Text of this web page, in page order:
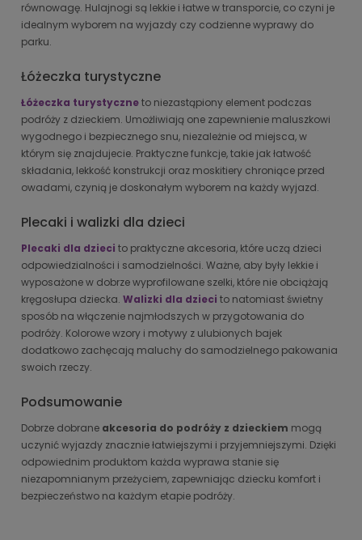
równowagę. Hulajnogi są lekkie i łatwe w transporcie, co czyni je
idealnym wyborem na wyjazdy czy codzienne wyprawy do
parku.
Łóżeczka turystyczne
Łóżeczka turystyczneto niezastąpiony element podczas
podróży z dzieckiem. Umożliwiają one zapewnienie maluszkowi
wygodnego i bezpiecznego snu, niezależnie od miejsca, w
którym się znajdujecie. Praktyczne funkcje, takie jak łatwość
składania, lekkość konstrukcji oraz moskitiery chroniące przed
owadami, czynią je doskonałym wyborem na każdy wyjazd.
Plecaki i walizki dla dzieci
Plecaki dla dzieci to praktyczne akcesoria, które uczą dzieci
odpowiedzialności i samodzielności. Ważne, aby były lekkie i
wyposażone w dobrze wyprofilowane szelki, które nie obciążają
kręgosłupa dziecka. Walizki dla dzieci to natomiast świetny
sposób na włączenie najmłodszych w przygotowania do
podróży. Kolorowe wzory i motywy z ulubionych bajek
dodatkowo zachęcają maluchy do samodzielnego pakowania
swoich rzeczy.
Podsumowanie
Dobrze dobrane akcesoria do podróży z dzieckiem mogą
uczynić wyjazdy znacznie łatwiejszymi i przyjemniejszymi. Dzięki
odpowiednim produktom każda wyprawa stanie się
niezapomnianym przeżyciem, zapewniając dziecku komfort i
bezpieczeństwo na każdym etapie podróży.